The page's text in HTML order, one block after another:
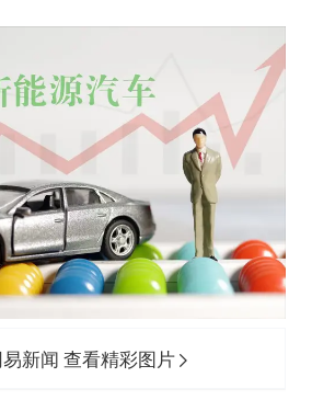
新闻 查看精彩图片